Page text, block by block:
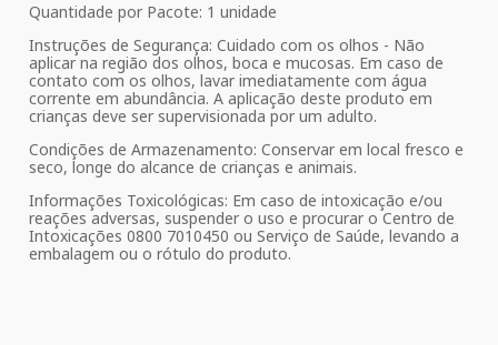
Quantidade por Pacote: 1 unidade
Instruções de Segurança: Cuidado com os olhos - Não
aplicar na região dos olhos, boca e mucosas. Em caso de
contato com os olhos, lavar imediatamente com água
corrente em abundância. A aplicação deste produto em
crianças deve ser supervisionada por um adulto.
Condições de Armazenamento: Conservar em local fresco e
seco, longe do alcance de crianças e animais.
Informações Toxicológicas: Em caso de intoxicação e/ou
reações adversas, suspender o uso e procurar o Centro de
Intoxicações 0800 7010450 ou Serviço de Saúde, levando a
embalagem ou o rótulo do produto.